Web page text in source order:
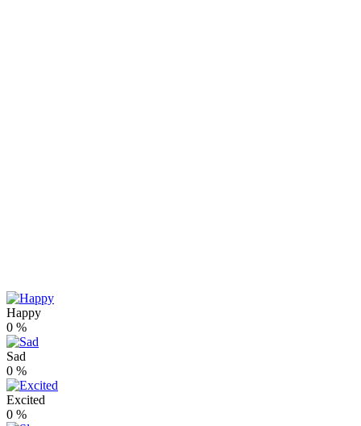
Happy
0 %
Sad
0 %
Excited
0 %